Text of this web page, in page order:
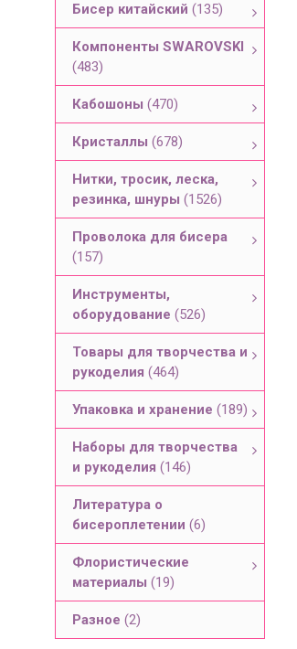
Бисер китайский (135)
Компоненты SWAROVSKI
(483)
Кабошоны (470)
Кристаллы (678)
Нитки, тросик, леска,
резинка, шнуры (1526)
Проволока для бисера
(157)
Инструменты,
оборудование (526)
Товары для творчества и
рукоделия (464)
Упаковка и хранение (189)
Наборы для творчества
и рукоделия (146)
Литература о
бисероплетении (6)
Флористические
материалы (19)
Разное (2)